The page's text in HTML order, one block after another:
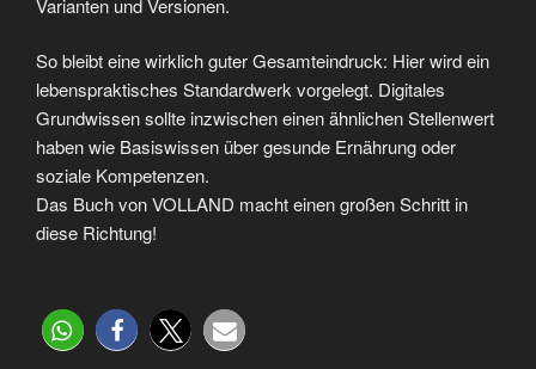
Varianten und Versionen.
So bleibt eine wirklich guter Gesamteindruck: Hier wird ein
lebenspraktisches Standardwerk vorgelegt. Digitales
Grundwissen sollte inzwischen einen ähnlichen Stellenwert
haben wie Basiswissen über gesunde Ernährung oder
soziale Kompetenzen.
Das Buch von VOLLAND macht einen großen Schritt in
diese Richtung!